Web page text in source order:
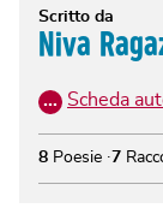
Scritto da
Niva
… Scheda
8 Poesie 7